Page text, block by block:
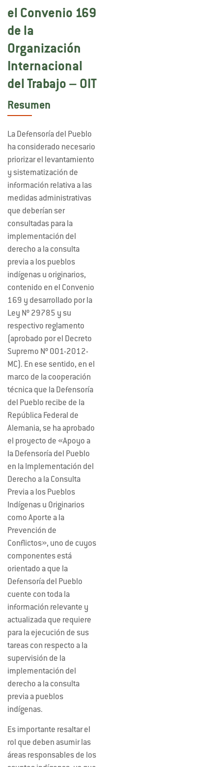
el Convenio 169
de la
Organización
Internacional
del Trabajo – OIT
Resumen
La Defensoría del Pueblo
ha considerado necesario
priorizar el levantamiento
y sistematización de
información relativa a las
medidas administrativas
que deberían ser
consultadas para la
implementación del
derecho a la consulta
previa a los pueblos
indígenas u originarios,
contenido en el Convenio
169 y desarrollado por la
Ley Nº 29785 y su
respectivo reglamento
(aprobado por el Decreto
Supremo Nº 001-2012-
MC). En ese sentido, en el
marco de la cooperación
técnica que la Defensoría
del Pueblo recibe de la
República Federal de
Alemania, se ha aprobado
el proyecto de «Apoyo a
la Defensoría del Pueblo
en la Implementación del
Derecho a la Consulta
Previa a los Pueblos
Indígenas u Originarios
como Aporte a la
Prevención de
Conflictos», uno de cuyos
componentes está
orientado a que la
Defensoría del Pueblo
cuente con toda la
información relevante y
actualizada que requiere
para la ejecución de sus
tareas con respecto a la
supervisión de la
implementación del
derecho a la consulta
previa a pueblos
indígenas.
Es importante resaltar el
rol que deben asumir las
áreas responsables de los